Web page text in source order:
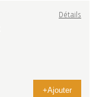
Détails
+Ajouter